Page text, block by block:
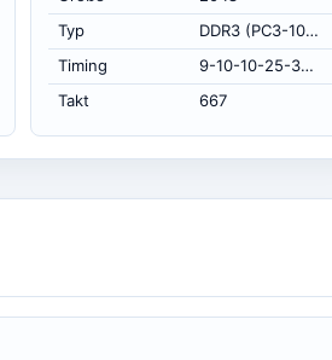
Typ
DDR3 (PC3-10700H)
Timing
9-10-10-25-34 at 667 MHz, at 1.5 volts (CL-RCD-RP-RAS-RC)
Takt
667